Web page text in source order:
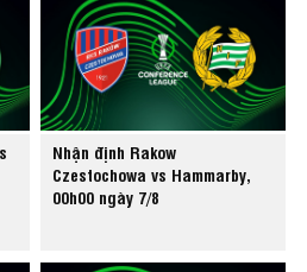
Nhận định Rakow
Czestochowa vs Hammarby,
00h00 ngày 7/8